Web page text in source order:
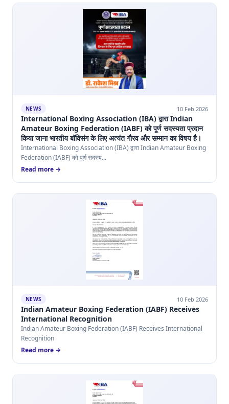
NEWS 10 Feb 2026
International Boxing Association (IBA) द्वारा Indian
Amateur Boxing Federation (IABF) को पूर्ण सदस्यता प्रदान
किया जाना भारतीय बॉक्सिंग के लिए अत्यंत गौरव और सम्मान का विषय है।
International Boxing Association (IBA) द्वारा Indian Amateur Boxing
Federation (IABF) को पूर्ण सदस्य...
Read more →
NEWS 10 Feb 2026
Indian Amateur Boxing Federation (IABF) Receives
International Recognition
Indian Amateur Boxing Federation (IABF) Receives International
Recognition
Read more →